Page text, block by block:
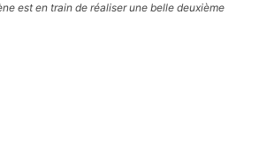
est en train de réaliser une belle deuxième